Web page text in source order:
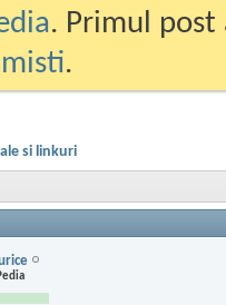
. Primul
.
si linkuri